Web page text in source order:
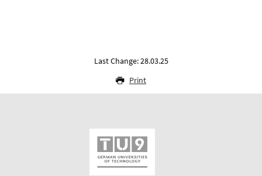
Last Change: 28.03.25
Print